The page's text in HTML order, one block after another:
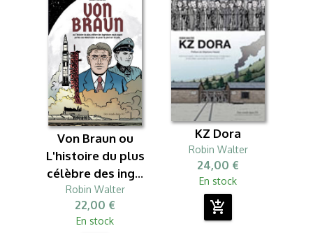
Von Braun ou
L'histoire du plus
célèbre des ing...
Robin Walter
22,00 €
En stock
KZ Dora
Robin Walter
24,00 €
En stock
add_shopping_cart